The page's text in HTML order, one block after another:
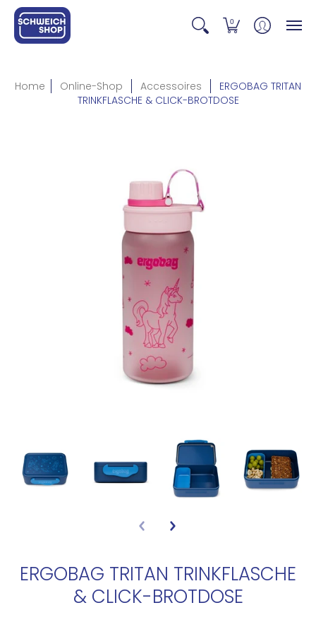
0
Home Online-Shop Accessoires
ERGOBAG TRITAN
TRINKFLASCHE & CLICK-BROTDOSE
ERGOBAG TRITAN TRINKFLASCHE
& CLICK-BROTDOSE